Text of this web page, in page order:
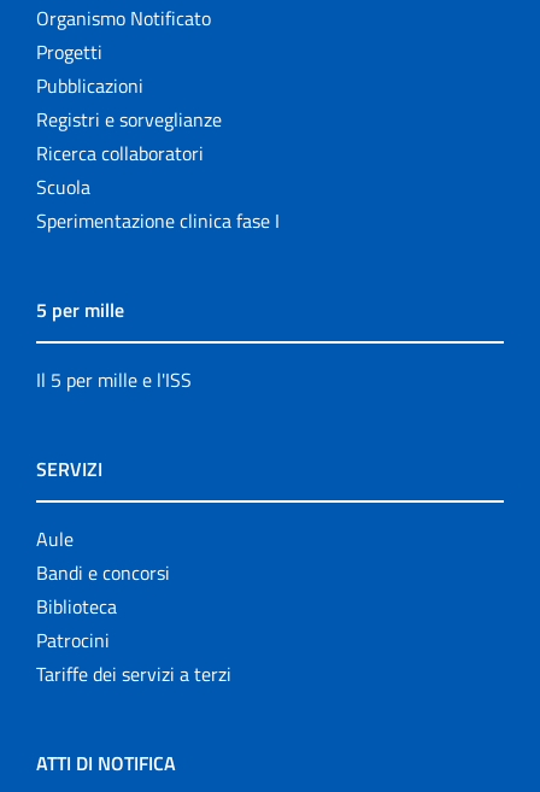
Organismo Notificato
Progetti
Pubblicazioni
Registri e sorveglianze
Ricerca collaboratori
Scuola
Sperimentazione clinica fase I
5 per mille
Il 5 per mille e l'ISS
SERVIZI
Aule
Bandi e concorsi
Biblioteca
Patrocini
Tariffe dei servizi a terzi
ATTI DI NOTIFICA